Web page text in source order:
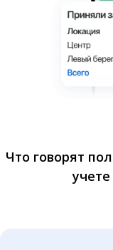
Что говорят